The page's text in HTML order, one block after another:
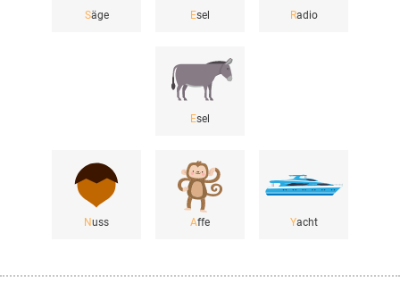
Säge Esel Radio
Esel
Nuss Affe Yacht